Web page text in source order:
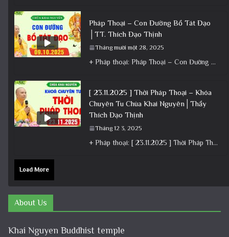
Pháp Thoại – Con Đường Bồ Tát Đạo
│TT. Thích Đạo Thịnh
Tháng mười một 28, 2025
+ Pháp thoại: Pháp Thoại – Con Đường Bồ Tát Đạo │TT. Thích Đạo Thịnh + Album: Pháp Thoại +
[ 23.11.2025 ] Thời Pháp Thoại – Khóa
Chuyên Tu Chùa Khai Nguyên│Thầy
Thích Đạo Thịnh
Tháng 12 3, 2025
+ Pháp thoại: [ 23.11.2025 ] Thời Pháp Thoại – Khóa Chuyên Tu Chùa Khai Nguyên│Thầy Thích Đạo Thịnh +
Load More
About Us
Khai Nguyen Buddhist temple